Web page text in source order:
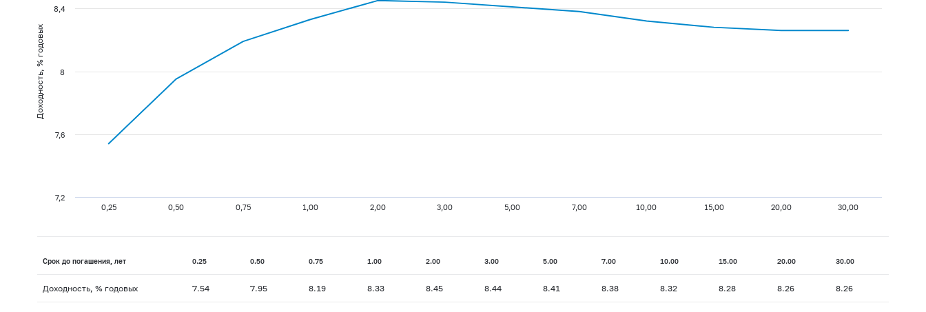
Доходность, % годовых
0,25 0,50 0,75 1,00 2,00 3,00 5,00 7,00 10,00 15,00 20,00 30,00
7,2
7,6
8
8,4
Срок до погашения, лет 0.25 0.50 0.75 1.00 2.00 3.00 5.00 7.00 10.00 15.00 20.00 30.00
Доходность, % годовых 7.54 7.95 8.19 8.33 8.45 8.44 8.41 8.38 8.32 8.28 8.26 8.26